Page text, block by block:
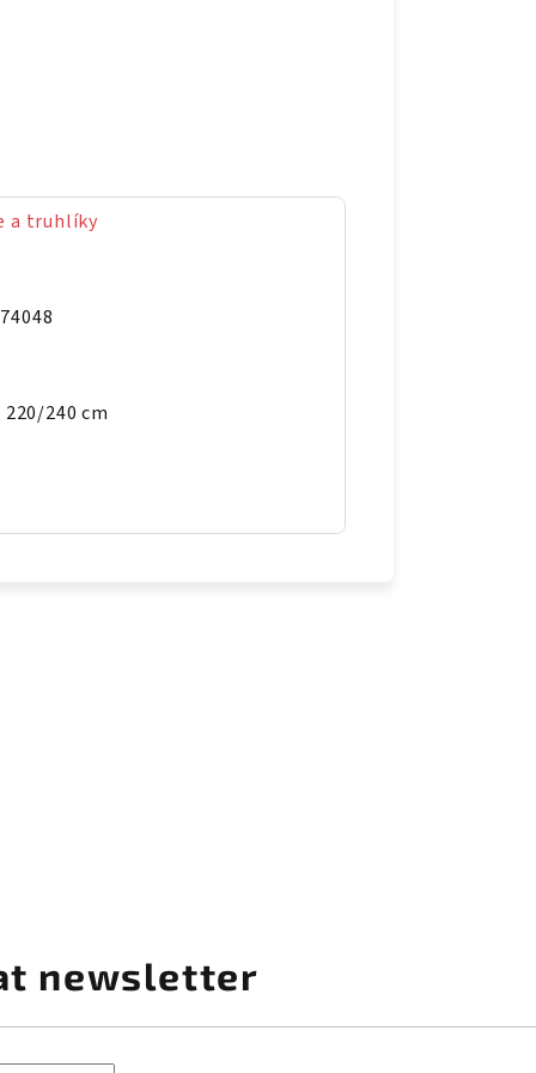
a truhlíky
220/240 cm
newsletter